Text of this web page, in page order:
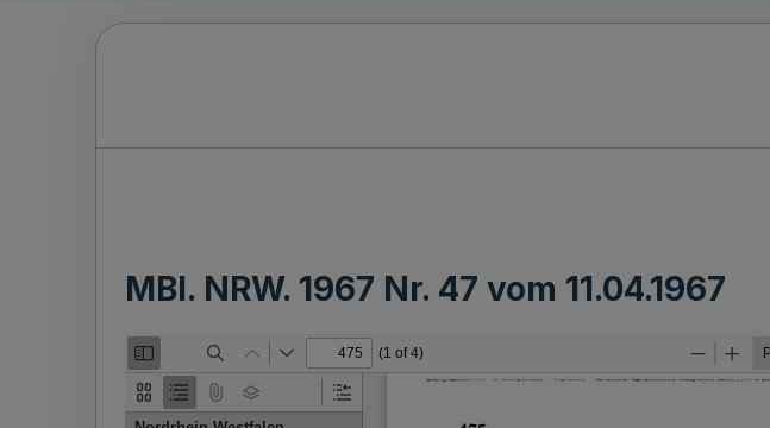
MBl. NRW. 1967 Nr. 47 vom 11.04.1967